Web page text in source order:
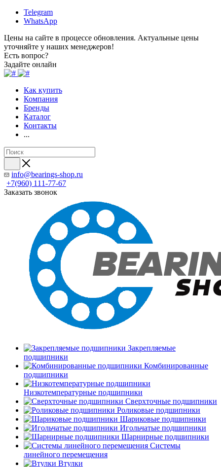
Telegram
WhatsApp
Цены на сайте в процессе обновления. Актуальные цены
уточняйте у наших менеджеров!
Есть вопрос?
Задайте онлайн
Как купить
Компания
Бренды
Каталог
Контакты
...
info@bearings-shop.ru
+7(960) 111-77-67
Заказать звонок
Закрепляемые
подшипники
Комбинированные
подшипники
Низкотемпературные подшипники
Сверхточные подшипники
Роликовые подшипники
Шариковые подшипники
Игольчатые подшипники
Шарнирные подшипники
Системы
линейного перемещения
Втулки